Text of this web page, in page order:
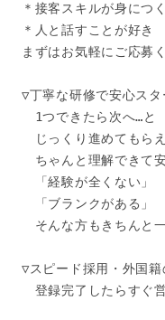
＊接客スキルが身につく
＊人と話すことが好き
まずはお気軽にご応
▽丁寧な研修で安心スタ
1つできたら次へ…と
じっくり進めてもらえ
ちゃんと理解できて
「経験が全くない」
「ブランクがある」
そんな方もきちんと
▽スピード採用・外国籍
登録完了したらすぐ